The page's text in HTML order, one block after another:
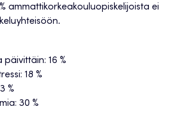
ammattikorkeakouluopiskelijoista ei
päivittäin: 16 %
18 %
%
30 %